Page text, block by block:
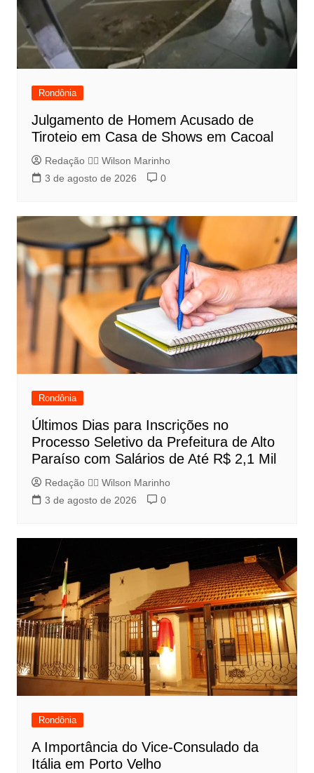
Rondônia
Julgamento de Homem Acusado de
Tiroteio em Casa de Shows em Cacoal
Redação 👨‍⚖️​ Wilson Marinho
3 de agosto de 2026
0
Rondônia
Últimos Dias para Inscrições no
Processo Seletivo da Prefeitura de Alto
Paraíso com Salários de Até R$ 2,1 Mil
Redação 👨‍⚖️​ Wilson Marinho
3 de agosto de 2026
0
Rondônia
A Importância do Vice-Consulado da
Itália em Porto Velho